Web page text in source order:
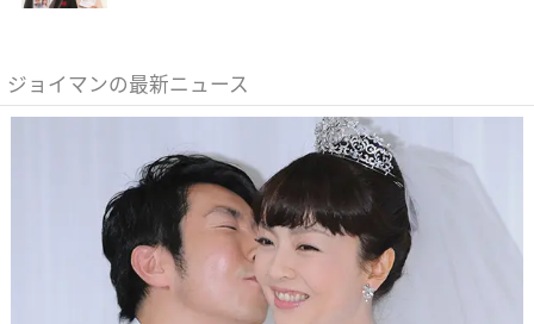
ジョイマンの最新ニュース